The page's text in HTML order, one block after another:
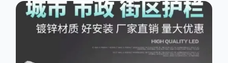
构，网片两侧各有一根加固的纵向钢丝（双边丝），用于与立柱
连接固定。其表面通常采用镀锌、喷塑或浸塑处理，以增强耐腐